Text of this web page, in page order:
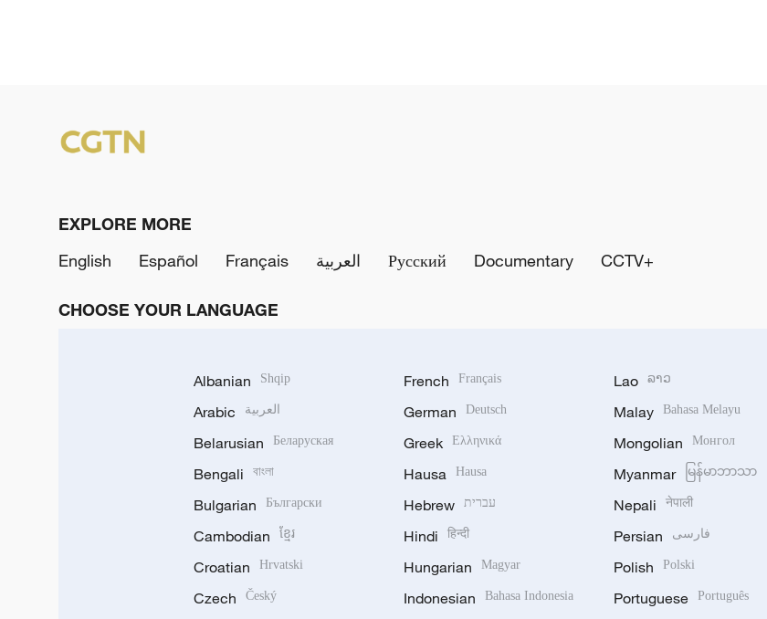
EXPLORE MORE
English
Español Français العربية Русский Documentary CCTV+
CHOOSE YOUR LANGUAGE
Albanian Shqip
Arabic العربية
Belarusian Беларуская
Bengali বাংলা
Bulgarian Български
Cambodian ខ្មែរ
Croatian Hrvatski
Czech Český
French Français
German Deutsch
Greek Ελληνικά
Hausa Hausa
Hebrew עברית
Hindi हिन्दी
Hungarian Magyar
Indonesian Bahasa Indonesia
Lao ລາວ
Malay Bahasa Melayu
Mongolian Монгол
Myanmar မြန်မာဘာသာ
Nepali नेपाली
Persian فارسی
Polish Polski
Portuguese Português